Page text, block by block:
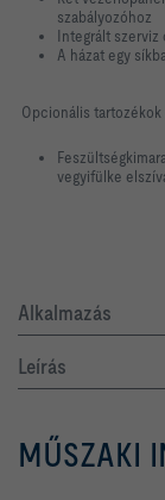
szabályozóhoz
Integrált szerviz
A házat egy
Opcionális
vegyifülke
Alkalmazás
Leírás
MŰSZAKI